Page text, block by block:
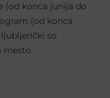
(od konca junija do
(od konca
so
mesto